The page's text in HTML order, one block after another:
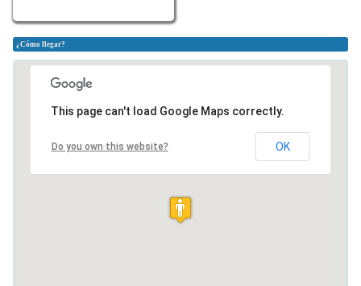
¿Cómo llegar?
This page can't load Google Maps correctly.
Do you own this website? OK